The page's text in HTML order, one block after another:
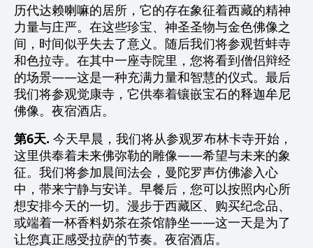
历代达赖喇嘛的居所，它的存在象征着西藏的精神
力量与庄严。在这些珍宝、神圣圣物与金色佛像之
间，时间似乎失去了意义。随后我们将参观哲蚌寺
和色拉寺。在其中一座寺院里，您将看到僧侣辩经
的场景——这是一种充满力量和智慧的仪式。最后
我们将参观觉康寺，它供奉着镶嵌宝石的释迦牟尼
佛像。夜宿酒店。
第6天. 今天早晨，我们将从参观罗布林卡寺开始，
这里供奉着未来佛弥勒的雕像——希望与未来的象
征。我们将参加晨间法会，曼陀罗声仿佛渗入心
中，带来宁静与安详。早餐后，您可以按照内心所
想安排今天的一切。漫步于西藏区、购买纪念品、
或端着一杯香料奶茶在茶馆静坐——这一天是为了
让您真正感受拉萨的节奏。夜宿酒店。